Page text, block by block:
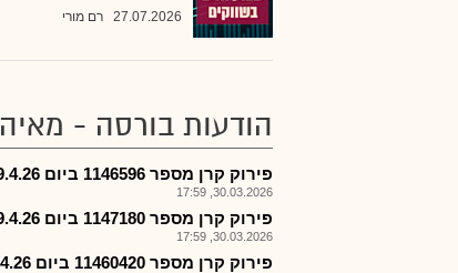
27.07.2026 רם מורי
הודעות בורסה - מאיה
פירוק קרן מספר 1146596 ביום 29.4.26
30.03.2026, 17:59
פירוק קרן מספר 1147180 ביום 29.4.26
30.03.2026, 17:59
פירוק קרן מספר 11460420 ביום 29.4.26